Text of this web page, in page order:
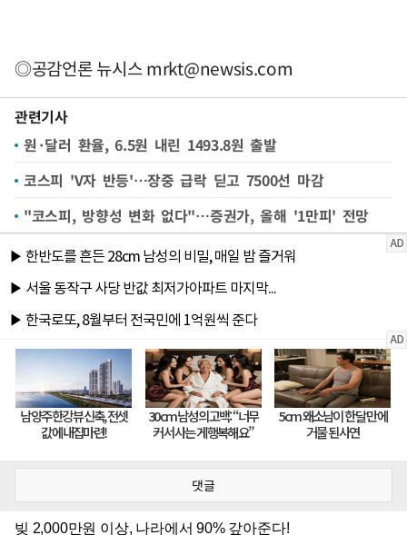
◎공감언론 뉴시스mrkt@newsis.com
관련기사
원·달러 환율, 6.5원 내린 1493.8원 출발
코스피 'V자 반등'…장중 급락 딛고 7500선 마감
"코스피, 방향성 변화 없다"…증권가, 올해 '1만피' 전망
댓글